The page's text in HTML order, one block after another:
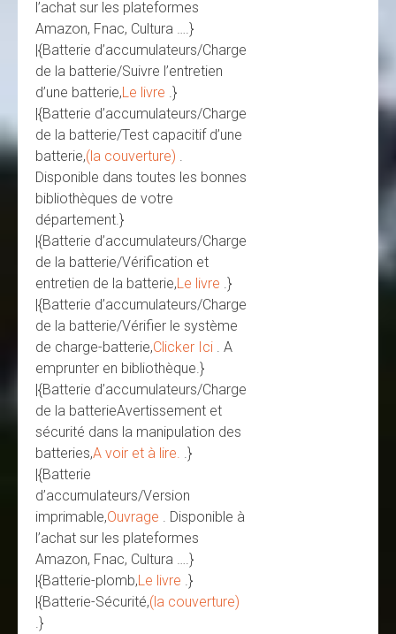
l’achat sur les plateformes
Amazon, Fnac, Cultura ….}
|{Batterie d’accumulateurs/Charge
de la batterie/Suivre l’entretien
d’une batterie,Le livre .}
|{Batterie d’accumulateurs/Charge
de la batterie/Test capacitif d’une
batterie,(la couverture)
Disponible dans toutes les bonnes
bibliothèques de votre
département.}
|{Batterie d’accumulateurs/Charge
de la batterie/Vérification et
entretien de la batterie,Le livre .}
|{Batterie d’accumulateurs/Charge
de la batterie/Vérifier le système
de charge-batterie,Clicker Ici
. A
emprunter en bibliothèque.}
|{Batterie d’accumulateurs/Charge
de la batterieAvertissement et
sécurité dans la manipulation des
batteries,A voir et à lire.
.}
|{Batterie
d’accumulateurs/Version
imprimable,Ouvrage
. Disponible à
l’achat sur les plateformes
Amazon, Fnac, Cultura ….}
|{Batterie-plomb,Le livre .}
|{Batterie-Sécurité,(la couverture)
.}